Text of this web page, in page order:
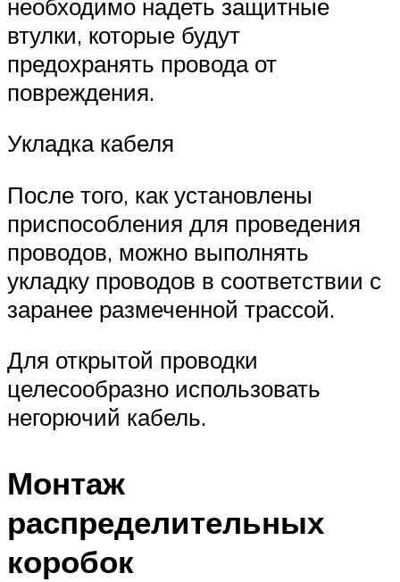
необходимо надеть защитные
втулки, которые будут
предохранять провода от
повреждения.
Укладка кабеля
После того, как установлены
приспособления для проведения
проводов, можно выполнять
укладку проводов в соответствии с
заранее размеченной трассой.
Для открытой проводки
целесообразно использовать
негорючий кабель.
Монтаж
распределительных
коробок